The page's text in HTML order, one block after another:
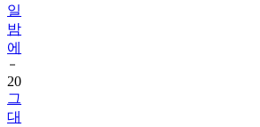
일
밤
에
20
그
대